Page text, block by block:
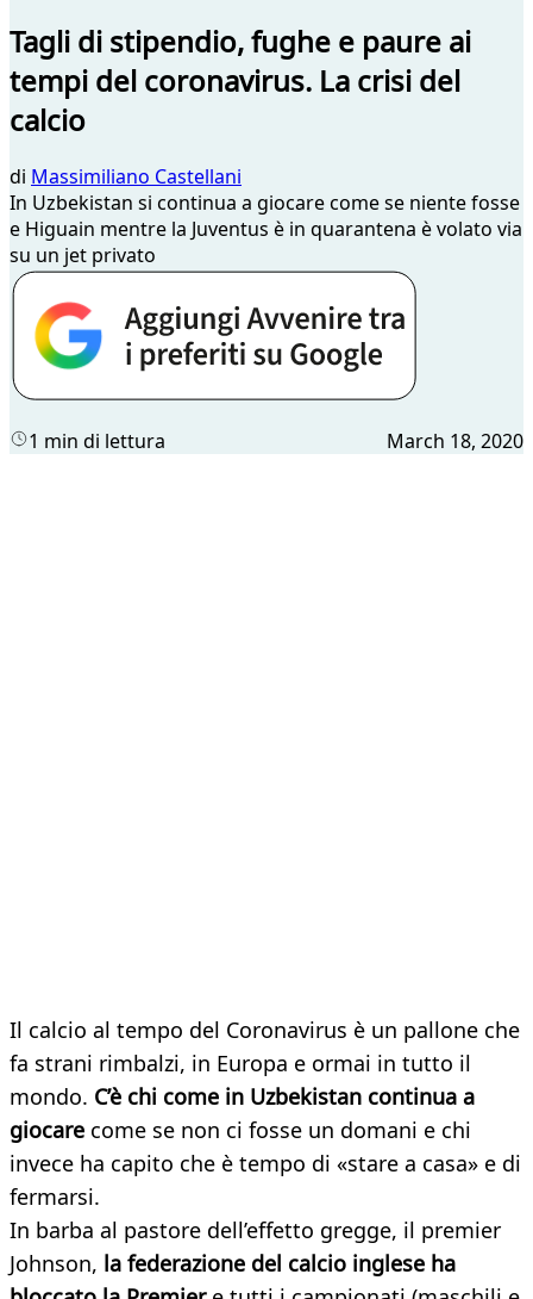
Tagli di stipendio, fughe e paure ai
tempi del coronavirus. La crisi del
calcio
di Massimiliano Castellani
In Uzbekistan si continua a giocare come se niente fosse
e Higuain mentre la Juventus è in quarantena è volato via
su un jet privato
1 min di lettura March 18, 2020
Il calcio al tempo del Coronavirus è un pallone che
fa strani rimbalzi, in Europa e ormai in tutto il
mondo. C’è chi come in Uzbekistan continua a
giocare come se non ci fosse un domani e chi
invece ha capito che è tempo di «stare a casa» e di
fermarsi.
In barba al pastore dell’effetto gregge, il premier
Johnson, la federazione del calcio inglese ha